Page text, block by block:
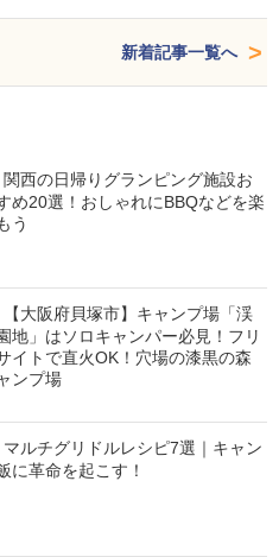
新着記事一覧へ
関西の日帰りグランピング施設お
め20選！おしゃれにBBQなどを楽
う
【大阪府貝塚市】キャンプ場「渓
地」はソロキャンパー必見！フリ
イトで直火OK！穴場の漆黒の森
ンプ場
マルチグリドルレシピ7選｜キャン
に革命を起こす！